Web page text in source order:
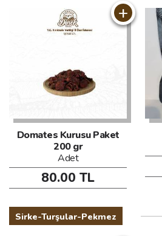
+
Domates Kurusu Paket
200 gr
Adet
80.00 TL
Sirke-Turşular-Pekmez